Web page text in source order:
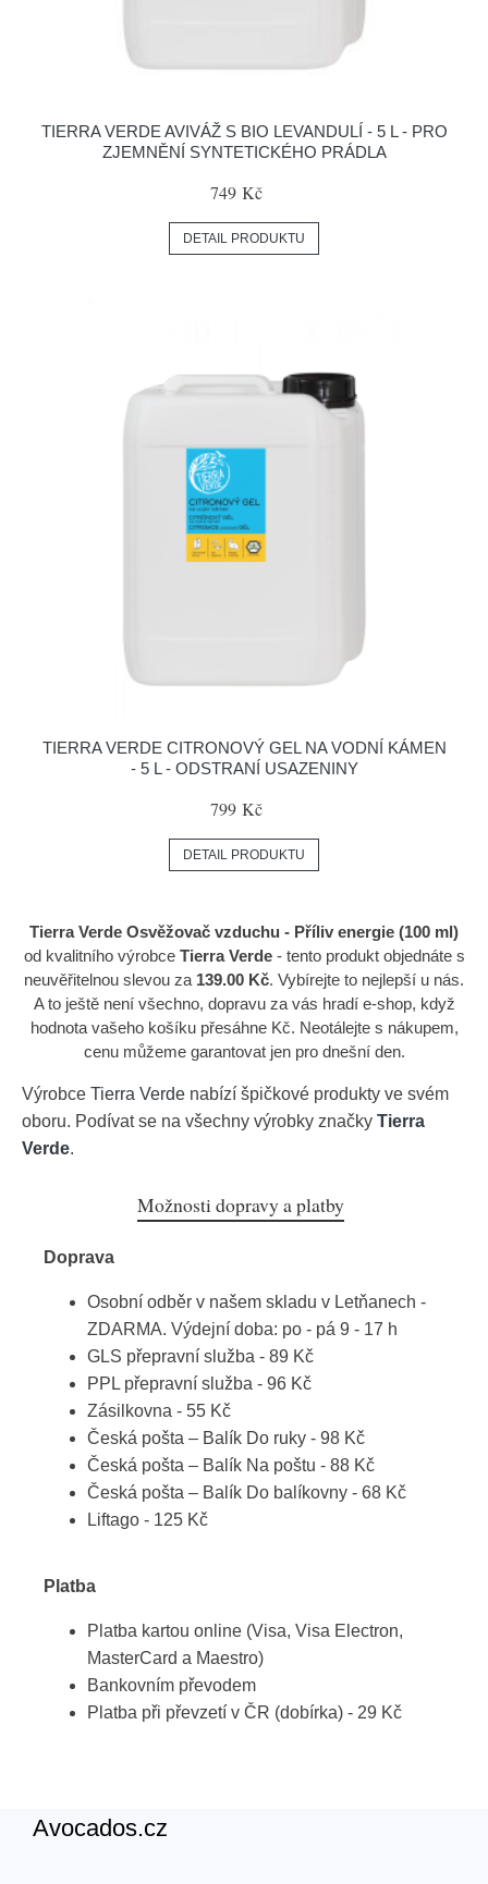
TIERRA VERDE AVIVÁŽ S BIO LEVANDULÍ - 5 L - PRO
ZJEMNĚNÍ SYNTETICKÉHO PRÁDLA
749 Kč
DETAIL PRODUKTU
TIERRA VERDE CITRONOVÝ GEL NA VODNÍ KÁMEN
- 5 L - ODSTRANÍ USAZENINY
799 Kč
DETAIL PRODUKTU
Tierra Verde Osvěžovač vzduchu - Příliv energie (100 ml)
od kvalitního výrobce Tierra Verde- tento produkt objednáte s
neuvěřitelnou slevou za 139.00 Kč. Vybírejte to nejlepší u nás.
A to ještě není všechno, dopravu za vás hradí e-shop, když
hodnota vašeho košíku přesáhne Kč. Neotálejte s nákupem,
cenu můžeme garantovat jen pro dnešní den.
Výrobce Tierra Verde nabízí špičkové produkty ve svém
oboru. Podívat se na všechny výrobky značky Tierra
Verde.
Možnosti dopravy a platby
Doprava
Osobní odběr v našem skladu v Letňanech -
ZDARMA. Výdejní doba: po - pá 9 - 17 h
GLS přepravní služba - 89 Kč
PPL přepravní služba - 96 Kč
Zásilkovna - 55 Kč
Česká pošta – Balík Do ruky - 98 Kč
Česká pošta – Balík Na poštu - 88 Kč
Česká pošta – Balík Do balíkovny - 68 Kč
Liftago - 125 Kč
Platba
Platba kartou online (Visa, Visa Electron,
MasterCard a Maestro)
Bankovním převodem
Platba při převzetí v ČR (dobírka) - 29 Kč
Avocados.cz